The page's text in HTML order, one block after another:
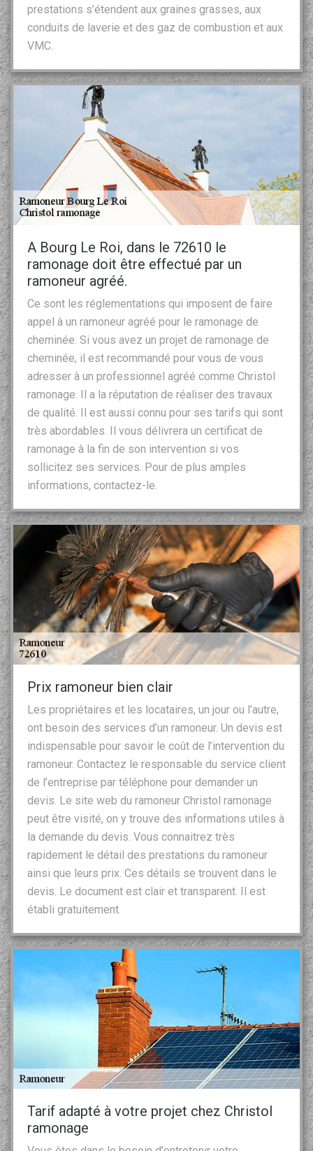
prestations s’étendent aux graines grasses, aux
conduits de laverie et des gaz de combustion et aux
VMC.
A Bourg Le Roi, dans le 72610 le
ramonage doit être effectué par un
ramoneur agréé.
Ce sont les réglementations qui imposent de faire
appel à un ramoneur agréé pour le ramonage de
cheminée. Si vous avez un projet de ramonage de
cheminée, il est recommandé pour vous de vous
adresser à un professionnel agréé comme Christol
ramonage. Il a la réputation de réaliser des travaux
de qualité. Il est aussi connu pour ses tarifs qui sont
très abordables. Il vous délivrera un certificat de
ramonage à la fin de son intervention si vos
sollicitez ses services. Pour de plus amples
informations, contactez-le.
Prix ramoneur bien clair
Les propriétaires et les locataires, un jour ou l’autre,
ont besoin des services d’un ramoneur. Un devis est
indispensable pour savoir le coût de l’intervention du
ramoneur. Contactez le responsable du service client
de l’entreprise par téléphone pour demander un
devis. Le site web du ramoneur Christol ramonage
peut être visité, on y trouve des informations utiles à
la demande du devis. Vous connaitrez très
rapidement le détail des prestations du ramoneur
ainsi que leurs prix. Ces détails se trouvent dans le
devis. Le document est clair et transparent. Il est
établi gratuitement.
Tarif adapté à votre projet chez Christol
ramonage